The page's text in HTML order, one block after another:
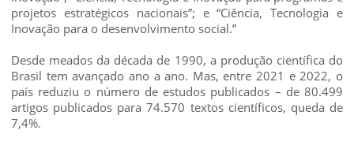
projetos estratégicos nacionais”; e “Ciência, Tecnologia e
Inovação para o desenvolvimento social.”
Desde meados da década de 1990, a produção científica do
Brasil tem avançado ano a ano. Mas, entre 2021 e 2022, o
país reduziu o número de estudos publicados – de 80.499
artigos publicados para 74.570 textos científicos, queda de
7,4%.